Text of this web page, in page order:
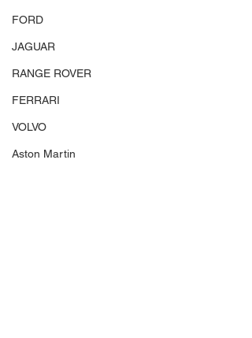
FORD
JAGUAR
RANGE ROVER
FERRARI
VOLVO
Aston Martin